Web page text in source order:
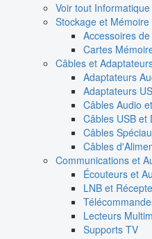
Voir tout
Stockage et Mémoire
Accessoires
Cartes
Câbles et
Adaptateurs
Adaptateurs
Câbles Audio
Câbles USB et
Câbles
Câbles
Communications et
Écouteurs et
LNB et
Lecteurs
Supports TV